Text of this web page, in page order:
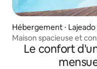
Hébergement ⋅ Lajeado
Maison spacieuse et
Le confort